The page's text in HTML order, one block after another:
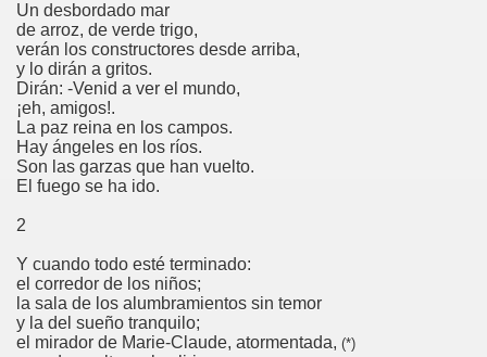
Un desbordado mar
de arroz, de verde trigo,
verán los constructores desde arriba,
y lo dirán a gritos.
Dirán: -Venid a ver el mundo,
¡eh, amigos!.
La paz reina en los campos.
Hay ángeles en los ríos.
Son las garzas que han vuelto.
El fuego se ha ido.
2
Y cuando todo esté terminado:
el corredor de los niños;
la sala de los alumbramientos sin temor
y la del sueño tranquilo;
el mirador de Marie-Claude, atormentada, (*)